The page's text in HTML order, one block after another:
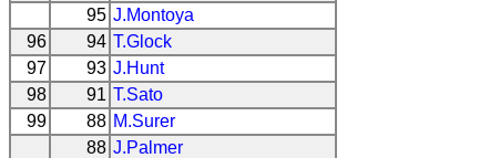
95 J.Montoya
96
94 T.Glock
97
93 J.Hunt
98
91 T.Sato
99
88 M.Surer
88 J.Palmer